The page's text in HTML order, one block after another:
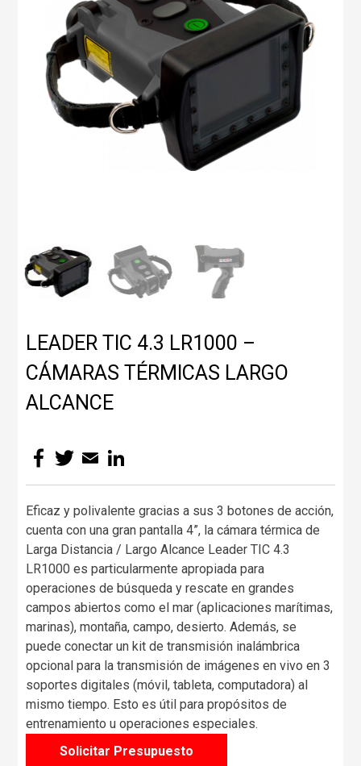
LEADER TIC 4.3 LR1000 –
CÁMARAS TÉRMICAS LARGO
ALCANCE
Facebook
Twitter
Email
Eficaz y polivalente gracias a sus 3 botones de acción,
cuenta con una gran pantalla 4”, la cámara térmica de
Larga Distancia / Largo Alcance Leader TIC 4.3
LR1000 es particularmente apropiada para
operaciones de búsqueda y rescate en grandes
campos abiertos como el mar (aplicaciones marítimas,
marinas), montaña, campo, desierto. Además, se
puede conectar un kit de transmisión inalámbrica
opcional para la transmisión de imágenes en vivo en 3
soportes digitales (móvil, tableta, computadora) al
mismo tiempo. Esto es útil para propósitos de
entrenamiento u operaciones especiales.
Solicitar Presupuesto